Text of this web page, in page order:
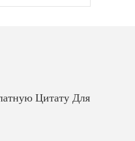
Цитату Для